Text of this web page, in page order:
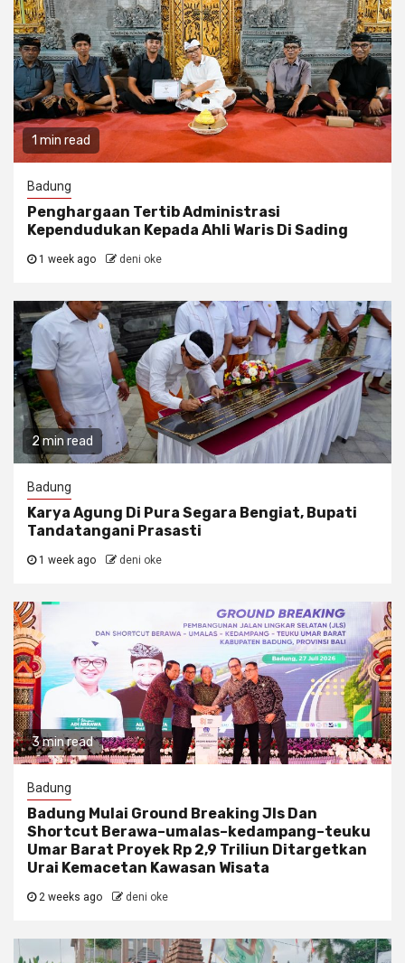
1 min read
Badung
Penghargaan Tertib Administrasi
Kependudukan Kepada Ahli Waris Di Sading
1 week ago deni oke
2 min read
Badung
Karya Agung Di Pura Segara Bengiat, Bupati
Tandatangani Prasasti
1 week ago deni oke
3 min read
Badung
Badung Mulai Ground Breaking Jls Dan
Shortcut Berawa–umalas–kedampang–teuku
Umar Barat Proyek Rp 2,9 Triliun Ditargetkan
Urai Kemacetan Kawasan Wisata
2 weeks ago deni oke